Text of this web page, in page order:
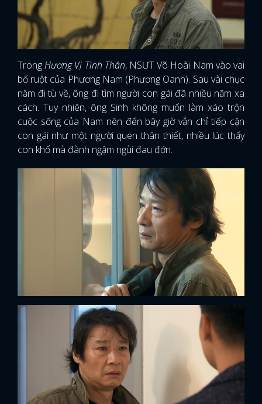
TrongHương Vị Tình Thân, NSƯT Võ Hoài Nam vào vai
bố ruột của Phương Nam (Phương Oanh). Sau vài chục
năm đi tù về, ông đi tìm người con gái đã nhiều năm xa
cách. Tuy nhiên, ông Sinh không muốn làm xáo trộn
cuộc sống của Nam nên đến bây giờ vẫn chỉ tiếp cận
con gái như một người quen thân thiết, nhiều lúc thấy
con khổ mà đành ngậm ngùi đau đớn.